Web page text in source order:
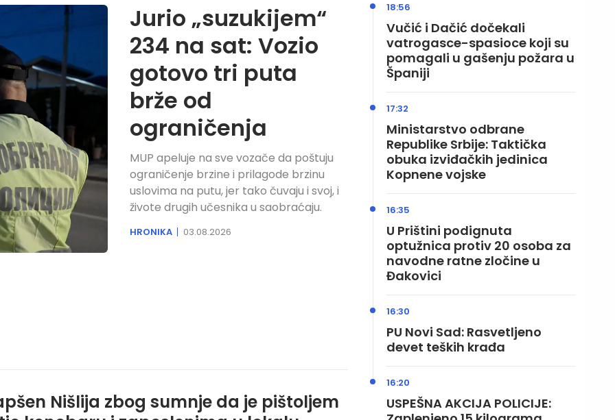
Jurio „suzukijem“
234 na sat: Vozio
gotovo tri puta
brže od
ograničenja
MUP apeluje na sve vozače da poštuju
ograničenje brzine i prilagode brzinu
uslovima na putu, jer tako čuvaju i svoj, i
živote drugih učesnika u saobraćaju.
HRONIKA 03.08.2026
Nišlija zbog sumnje da je pištoljem
Vučić i Dačić dočekali
vatrogasce-spasioce koji su
pomagali u gašenju požara u
Španiji
18:56
Ministarstvo odbrane
Republike Srbije: Taktička
obuka izviđačkih jedinica
Kopnene vojske
17:32
U Prištini podignuta
optužnica protiv 20 osoba za
navodne ratne zločine u
Đakovici
16:35
PU Novi Sad: Rasvetljeno
devet teških krađa
16:30
USPEŠNA AKCIJA POLICIJE:
16:20